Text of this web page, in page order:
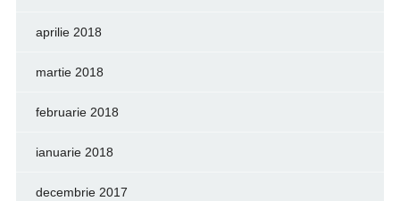
aprilie 2018
martie 2018
februarie 2018
ianuarie 2018
decembrie 2017